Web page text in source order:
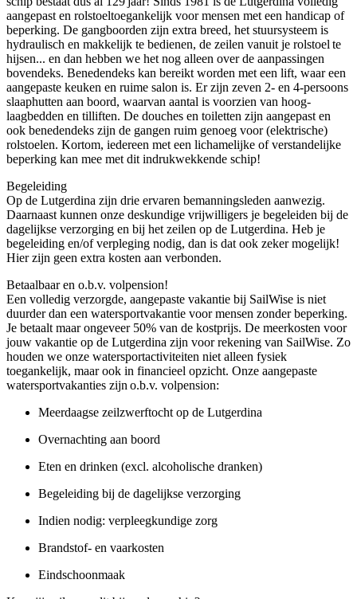
aangepast en rolstoeltoegankelijk voor mensen met een handicap of
beperking. De gangboorden zijn extra breed, het stuursysteem is
hydraulisch en makkelijk te bedienen, de zeilen vanuit je rolstoel te
hijsen... en dan hebben we het nog alleen over de aanpassingen
bovendeks. Benedendeks kan bereikt worden met een lift, waar een
aangepaste keuken en ruime salon is. Er zijn zeven 2- en 4-persoons
slaaphutten aan boord, waarvan aantal is voorzien van hoog-
laagbedden en tilliften. De douches en toiletten zijn aangepast en
ook benedendeks zijn de gangen ruim genoeg voor (elektrische)
rolstoelen. Kortom, iedereen met een lichamelijke of verstandelijke
beperking kan mee met dit indrukwekkende schip!
Begeleiding
Op de Lutgerdina zijn drie ervaren bemanningsleden aanwezig.
Daarnaast kunnen onze deskundige vrijwilligers je begeleiden bij de
dagelijkse verzorging en bij het zeilen op de Lutgerdina. Heb je
begeleiding en/of verpleging nodig, dan is dat ook zeker mogelijk!
Hier zijn geen extra kosten aan verbonden.
Betaalbaar en o.b.v. volpension!
Een volledig verzorgde, aangepaste vakantie bij SailWise is niet
duurder dan een watersportvakantie voor mensen zonder beperking.
Je betaalt maar ongeveer 50% van de kostprijs. De meerkosten voor
jouw vakantie op de Lutgerdina zijn voor rekening van SailWise. Zo
houden we onze watersportactiviteiten niet alleen fysiek
toegankelijk, maar ook in financieel opzicht. Onze aangepaste
watersportvakanties zijn o.b.v. volpension:
Meerdaagse zeilzwerftocht op de Lutgerdina
Overnachting aan boord
Eten en drinken (excl. alcoholische dranken)
Begeleiding bij de dagelijkse verzorging
Indien nodig: verpleegkundige zorg
Brandstof- en vaarkosten
Eindschoonmaak